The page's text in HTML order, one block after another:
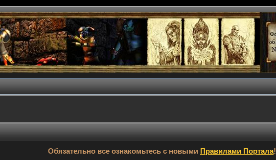
Обязательно все ознакомьтесь с новыми Правилами Портала!